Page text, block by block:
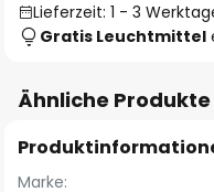
Lieferzeit: 1 - 3
Gratis Leuchtmittel
Ähnliche
Marke: